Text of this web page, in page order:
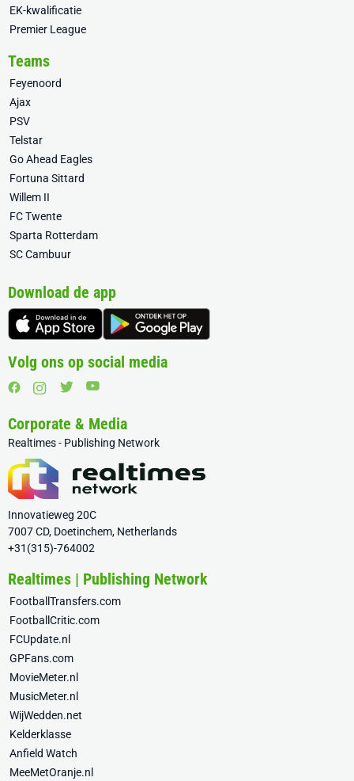
EK-kwalificatie
Premier League
Teams
Feyenoord
Ajax
PSV
Telstar
Go Ahead Eagles
Fortuna Sittard
Willem II
FC Twente
Sparta Rotterdam
SC Cambuur
Download de app
Volg ons op social media
Corporate & Media
Realtimes - Publishing Network
Innovatieweg 20C
7007 CD, Doetinchem, Netherlands
+31(315)-764002
Realtimes | Publishing Network
FootballTransfers.com
FootballCritic.com
FCUpdate.nl
GPFans.com
MovieMeter.nl
MusicMeter.nl
WijWedden.net
Kelderklasse
Anfield Watch
MeeMetOranje.nl